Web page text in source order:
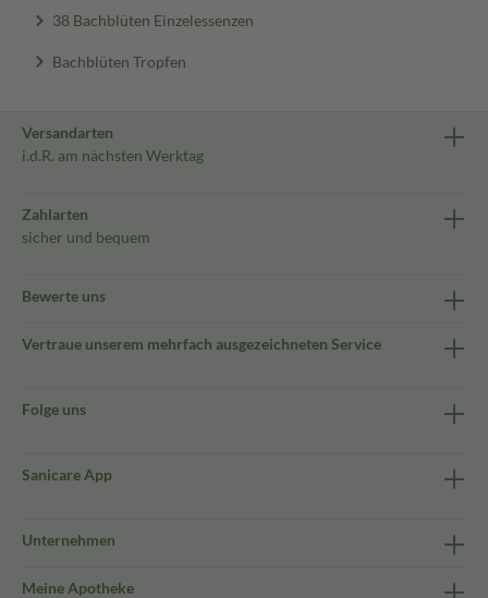
38 Bachblüten Einzelessenzen
Bachblüten Tropfen
Versandarten
i.d.R. am nächsten Werktag
Zahlarten
sicher und bequem
Bewerte uns
Vertraue unserem mehrfach ausgezeichneten Service
Folge uns
Sanicare App
Unternehmen
Meine Apotheke